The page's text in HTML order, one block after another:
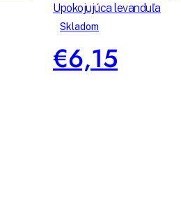
Upokojujúca levanduľa
Skladom
€6,15